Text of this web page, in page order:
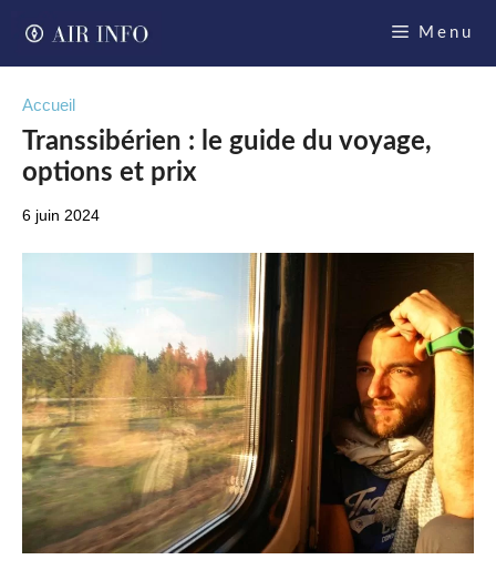
Menu
Accueil
Transsibérien : le guide du voyage,
options et prix
6 juin 2024